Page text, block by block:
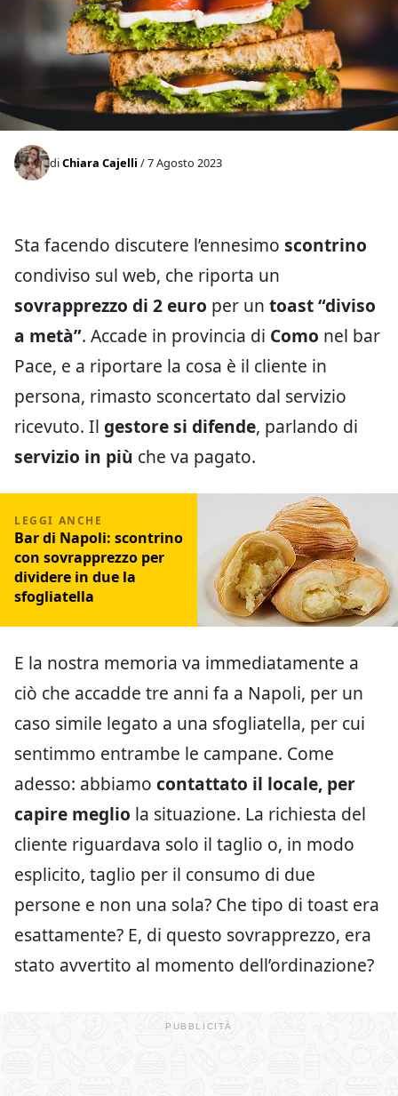
diChiara Cajelli / 7 Agosto 2023
Sta facendo discutere l’ennesimo scontrino
condiviso sul web, che riporta un
sovrapprezzo di 2 euro per un toast “diviso
a metà”. Accade in provincia di Como nel bar
Pace, e a riportare la cosa è il cliente in
persona, rimasto sconcertato dal servizio
ricevuto. Il gestore si difende, parlando di
servizio in più che va pagato.
Bar di Napoli: scontrino
con sovrapprezzo per
dividere in due la
sfogliatella
E la nostra memoria va immediatamente a
ciò che accadde tre anni fa a Napoli, per un
caso simile legato a una sfogliatella, per cui
sentimmo entrambe le campane. Come
adesso: abbiamo contattato il locale, per
capire meglio la situazione. La richiesta del
cliente riguardava solo il taglio o, in modo
esplicito, taglio per il consumo di due
persone e non una sola? Che tipo di toast era
esattamente? E, di questo sovrapprezzo, era
stato avvertito al momento dell’ordinazione?